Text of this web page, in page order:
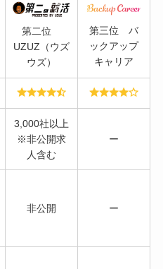
第二位
UZUZ（ウズ
ウズ）
第三位 バ
ックアップ
キャリア
3,000社以上
※非公開求
人含む
ー
非公開 ー